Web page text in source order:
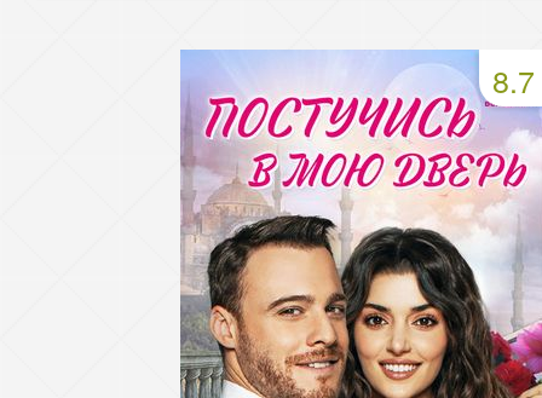
50 серия
51 серия
54 серия
55 серия
58 серия
59 серия
8.7